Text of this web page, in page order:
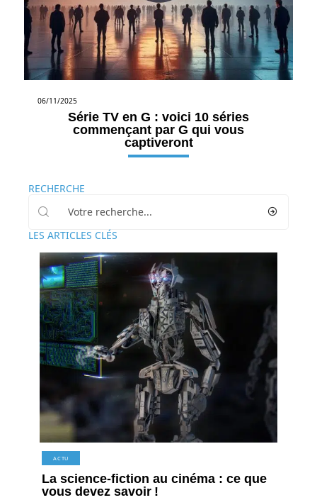
06/11/2025
Série TV en G : voici 10 séries
commençant par G qui vous
captiveront
RECHERCHE
LES ARTICLES CLÉS
ACTU
La science-fiction au cinéma : ce que
vous devez savoir !